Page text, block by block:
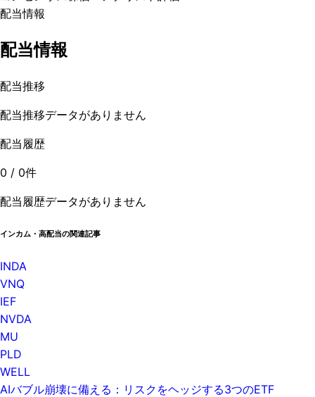
配当情報
配当情報
配当推移
配当推移データがありません
配当履歴
0 / 0件
配当履歴データがありません
インカム・高配当の関連記事
INDA
VNQ
IEF
NVDA
MU
PLD
WELL
AIバブル崩壊に備える：リスクをヘッジする3つのETF